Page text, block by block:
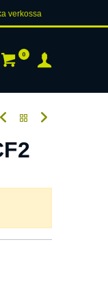
verk​​​​ossa
0